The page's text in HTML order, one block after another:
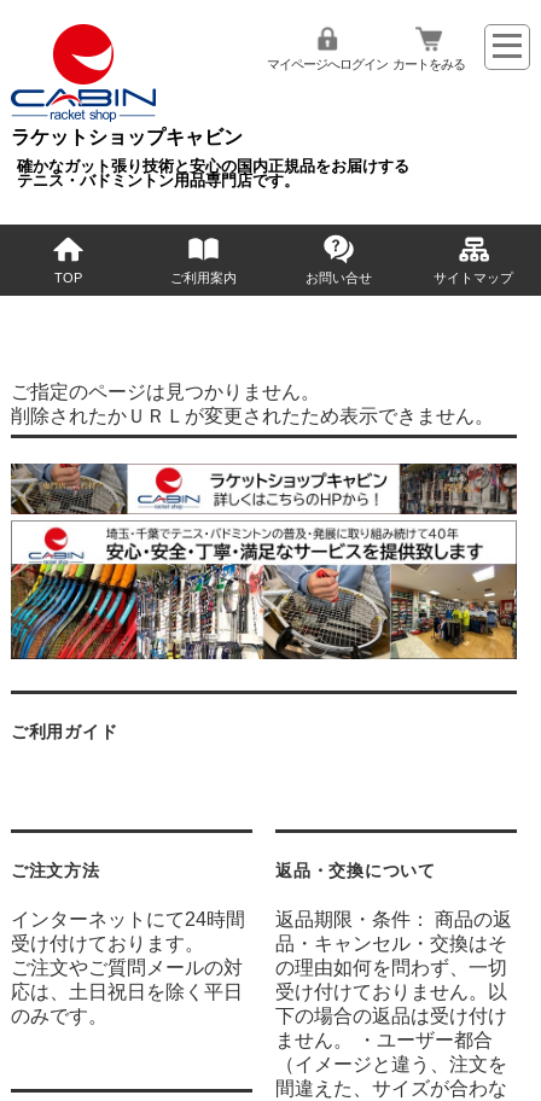
ラケットショップキャビン
確かなガット張り技術と安心の国内正規品をお届けする
テニス・バドミントン用品専門店です。
マイページへログイン カートをみる
TOP ご利用案内 お問い合せ サイトマップ
ご指定のページは見つかりません。
削除されたかＵＲＬが変更されたため表示できません。
ご利用ガイド
ご注文方法
インターネットにて24時間
受け付けております。
ご注文やご質問メールの対
応は、土日祝日を除く平日
のみです。
返品・交換について
返品期限・条件： 商品の返
品・キャンセル・交換はそ
の理由如何を問わず、一切
受け付けておりません。以
下の場合の返品は受け付け
ません。 ・ユーザー都合
（イメージと違う、注文を
間違えた、サイズが合わな